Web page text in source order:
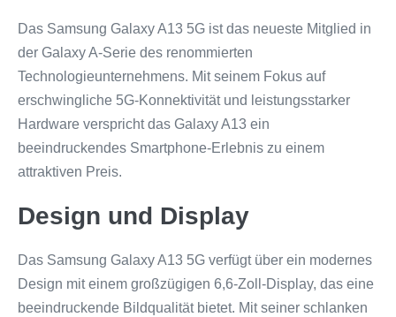
Das Samsung Galaxy A13 5G ist das neueste Mitglied in
der Galaxy A-Serie des renommierten
Technologieunternehmens. Mit seinem Fokus auf
erschwingliche 5G-Konnektivität und leistungsstarker
Hardware verspricht das Galaxy A13 ein
beeindruckendes Smartphone-Erlebnis zu einem
attraktiven Preis.
Design und Display
Das Samsung Galaxy A13 5G verfügt über ein modernes
Design mit einem großzügigen 6,6-Zoll-Display, das eine
beeindruckende Bildqualität bietet. Mit seiner schlanken